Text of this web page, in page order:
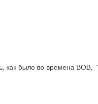
как было во времена ВОВ,